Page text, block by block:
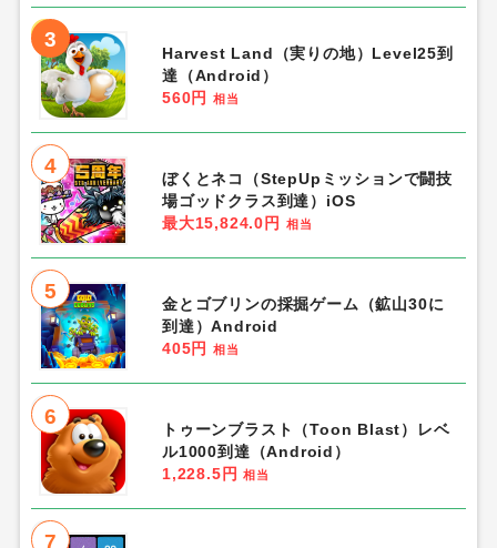
3
Harvest Land（実りの地）Level25到
達（Android）
560円
相当
4
ぼくとネコ（StepUpミッションで闘技
場ゴッドクラス到達）iOS
最大15,824.0円
相当
5
金とゴブリンの採掘ゲーム（鉱山30に
到達）Android
405円
相当
6
トゥーンブラスト（Toon Blast）レベ
ル1000到達（Android）
1,228.5円
相当
7